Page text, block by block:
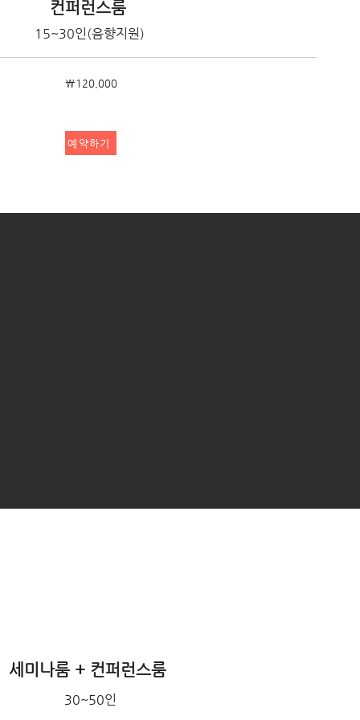
컨퍼런스룸
15~30인(음향지원)
₩120,000
예약하기
세미나룸 + 컨퍼런스룸
30~50인